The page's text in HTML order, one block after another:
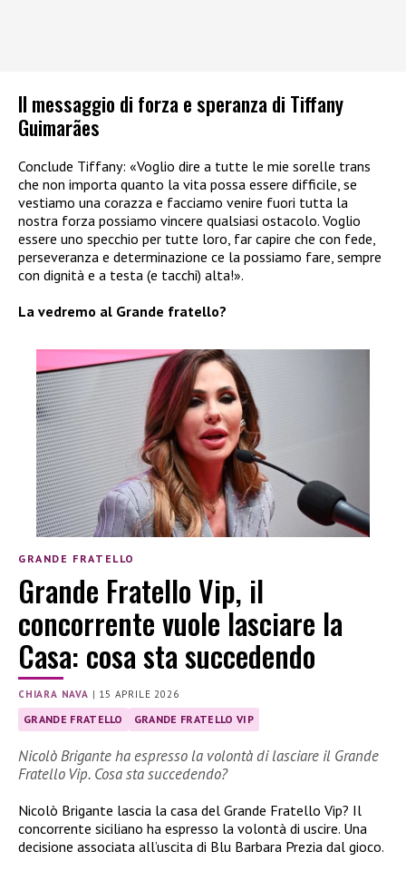
Il messaggio di forza e speranza di Tiffany
Guimarães
Conclude Tiffany: «Voglio dire a tutte le mie sorelle trans
che non importa quanto la vita possa essere difficile, se
vestiamo una corazza e facciamo venire fuori tutta la
nostra forza possiamo vincere qualsiasi ostacolo. Voglio
essere uno specchio per tutte loro, far capire che con fede,
perseveranza e determinazione ce la possiamo fare, sempre
con dignità e a testa (e tacchi) alta!».
La vedremo al Grande fratello?
GRANDE FRATELLO
Grande Fratello Vip, il
concorrente vuole lasciare la
Casa: cosa sta succedendo
CHIARA NAVA | 15 APRILE 2026
GRANDE FRATELLO GRANDE FRATELLO VIP
Nicolò Brigante ha espresso la volontà di lasciare il Grande
Fratello Vip. Cosa sta succedendo?
Nicolò Brigante lascia la casa del Grande Fratello Vip? Il
concorrente siciliano ha espresso la volontà di uscire. Una
decisione associata all’uscita di Blu Barbara Prezia dal gioco.